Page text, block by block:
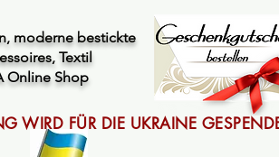
moderne bestickte
Textil
Online Shop
WIRD FÜR DIE UKRAINE